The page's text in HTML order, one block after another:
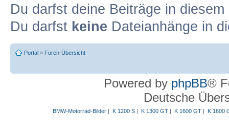
Du darfst deine Beiträge in
Du darfst keine Dateianhänge in
Portal » Foren-Übersicht
Powered by phpBB®
Deutsche
BMW-Motorrad-Bilder| K 1200 S| K 1300 GT| K 1600 GT| K 1600